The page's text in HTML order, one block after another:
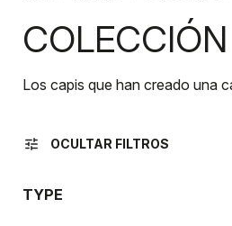
Los capis que han creado una
tune OCULTAR FILTROS
TYPE